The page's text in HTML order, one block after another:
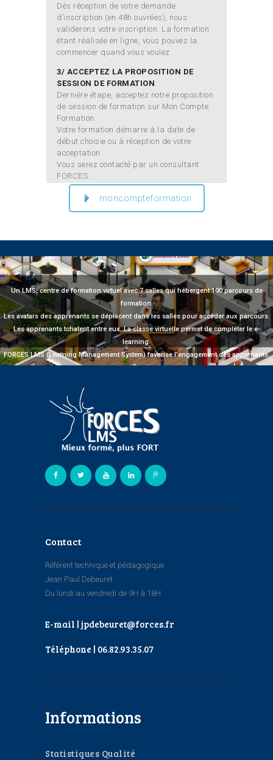
Dès réception de votre demande
d’inscription (en 48h ouvrées), nous
validerons votre inscription. La formation
étant réalisée en ligne, vous pouvez la
commencer quand vous voulez.
3/ ACCEPTEZ LA PROPOSITION DE
SESSION DE FORMATION
Dernière étape, acceptez notre proposition
de session de formation sur Mon Compte
Formation.
Votre formation démarre à la date de
début choisie ou à réception de votre
acceptation.
Vous serez contacté par un consultant
FORCES.
moncompteformation
Un LMS, centre de formation virtuel avec 7 salles qui hébergent 100 parcours de
formation.
Les avatars des apprenants se déplacent dans les salles pour accéder aux parcours.
Les apprenants tchatent entre eux. La classe virtuelle permet de compléter le e-
learning.
FORCES LMS (Learning Management System) favorise l’engagement des apprenants.
Contact
Référent technique et pédagogique
Jean Paul Debeuret
Du lundi au vendredi de 9H à 18H
E-mail | jpdebeuret@forces.fr
Téléphone | 06.82.93.35.07
Informations
Statistiques Qualité